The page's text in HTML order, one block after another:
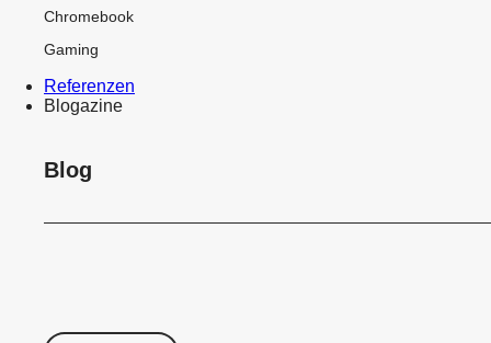
Chromebook
Gaming
Referenzen
Blogazine
Blog